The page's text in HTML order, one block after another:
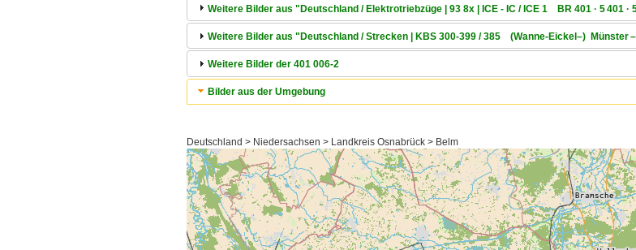
Weitere Bilder aus "Deutschland / Elektrotriebzüge | 93 8x | ICE - IC / ICE 1 BR 401 · 5 401
Weitere Bilder aus "Deutschland / Strecken | KBS 300-399 / 385 (Wanne-Eickel–) Münster
Weitere Bilder der 401 006-2
Bilder aus der Umgebung
Deutschland > Niedersachsen > Landkreis Osnabrück > Belm